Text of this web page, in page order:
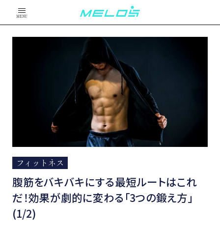
MENU
フィットネス
腹筋をバキバキにする最短ルートはこれ
だ！効果が劇的に変わる「3つの鍛え方」
(1/2)